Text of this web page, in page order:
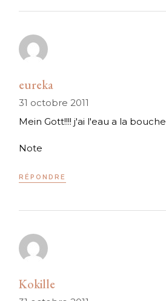
eureka
31 octobre 2011
Mein Gott!!!! j'ai l'eau a la bouche
Note
RÉPONDRE
Kokille